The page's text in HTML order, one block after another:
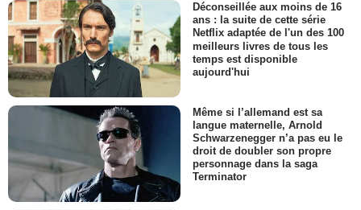
Déconseillée aux moins de 16
ans : la suite de cette série
Netflix adaptée de l'un des 100
meilleurs livres de tous les
temps est disponible
aujourd'hui
Même si l’allemand est sa
langue maternelle, Arnold
Schwarzenegger n’a pas eu le
droit de doubler son propre
personnage dans la saga
Terminator